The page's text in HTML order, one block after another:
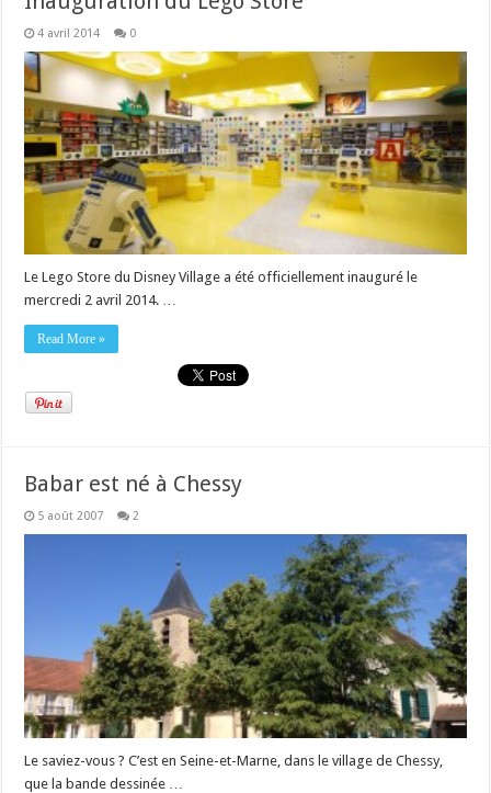
4 avril 2014 0
Le Lego Store du Disney Village a été officiellement inauguré le
mercredi 2 avril 2014. …
Read More »
Babar est né à Chessy
5 août 2007 2
Le saviez-vous ? C’est en Seine-et-Marne, dans le village de Chessy,
que la bande dessinée …